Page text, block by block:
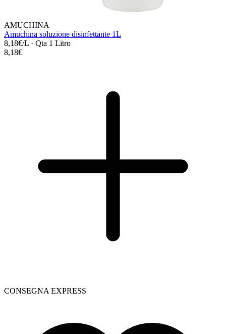
AMUCHINA
Amuchina soluzione disinfettante 1L
8,18€/L · Qta 1 Litro
8,18€
CONSEGNA EXPRESS